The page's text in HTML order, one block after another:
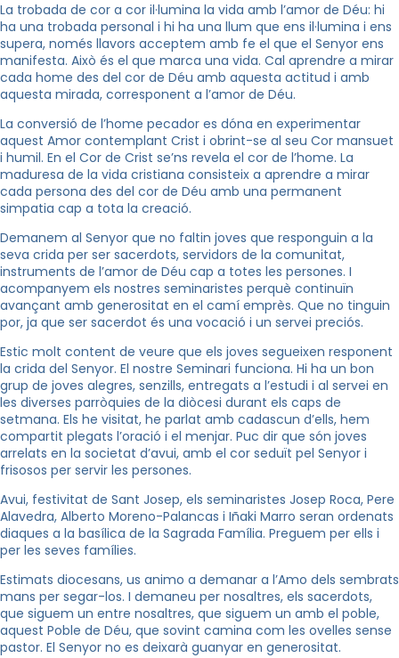
La trobada de cor a cor il·lumina la vida amb l’amor de Déu: hi
ha una trobada personal i hi ha una llum que ens il·lumina i ens
supera, només llavors acceptem amb fe el que el Senyor ens
manifesta. Això és el que marca una vida. Cal aprendre a mirar
cada home des del cor de Déu amb aquesta actitud i amb
aquesta mirada, corresponent a l’amor de Déu.
La conversió de l’home pecador es dóna en experimentar
aquest Amor contemplant Crist i obrint-se al seu Cor mansuet
i humil. En el Cor de Crist se’ns revela el cor de l’home. La
maduresa de la vida cristiana consisteix a aprendre a mirar
cada persona des del cor de Déu amb una permanent
simpatia cap a tota la creació.
Demanem al Senyor que no faltin joves que responguin a la
seva crida per ser sacerdots, servidors de la comunitat,
instruments de l’amor de Déu cap a totes les persones. I
acompanyem els nostres seminaristes perquè continuïn
avançant amb generositat en el camí emprès. Que no tinguin
por, ja que ser sacerdot és una vocació i un servei preciós.
Estic molt content de veure que els joves segueixen responent
la crida del Senyor. El nostre Seminari funciona. Hi ha un bon
grup de joves alegres, senzills, entregats a l’estudi i al servei en
les diverses parròquies de la diòcesi durant els caps de
setmana. Els he visitat, he parlat amb cadascun d’ells, hem
compartit plegats l’oració i el menjar. Puc dir que són joves
arrelats en la societat d’avui, amb el cor seduït pel Senyor i
frisosos per servir les persones.
Avui, festivitat de Sant Josep, els seminaristes Josep Roca, Pere
Alavedra, Alberto Moreno-Palancas i Iñaki Marro seran ordenats
diaques a la basílica de la Sagrada Família. Preguem per ells i
per les seves famílies.
Estimats diocesans, us animo a demanar a l’Amo dels sembrats
mans per segar-los. I demaneu per nosaltres, els sacerdots,
que siguem un entre nosaltres, que siguem un amb el poble,
aquest Poble de Déu, que sovint camina com les ovelles sense
pastor. El Senyor no es deixarà guanyar en generositat.